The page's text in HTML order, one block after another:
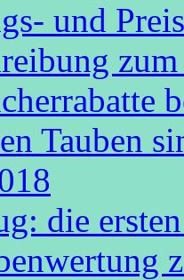
und
Tauben
die